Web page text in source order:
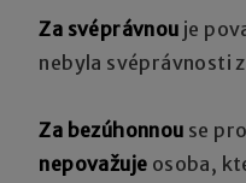
Za svéprávnou je
nebyla svéprávnosti
Za bezúhonnou se
nepovažuje osoba,